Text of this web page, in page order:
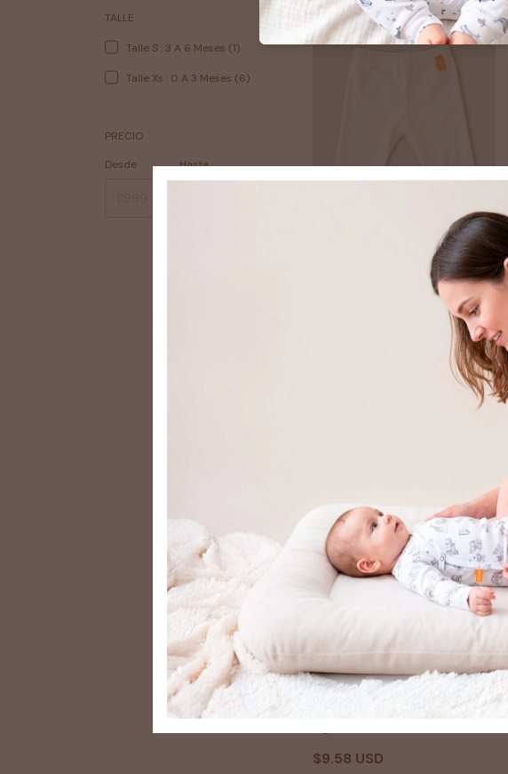
TALLE
Talle S : 3 A 6 Meses (1)
Talle Xs : 0 A 3 Meses (6)
PRECIO
Desde
Hasta
pantalón bebé algodón plush
TRANSFERENCIA 10% OFF
Ranita medio osito bebé
$9.58 USD